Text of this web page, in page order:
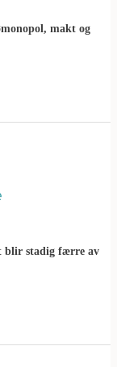
makt og
blir stadig færre av